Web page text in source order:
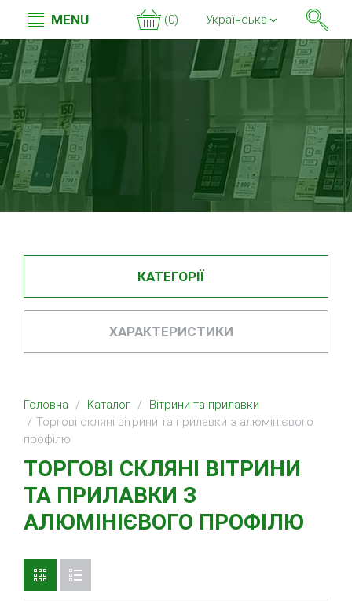
MENU (0) Українська
КАТЕГОРІЇ
ХАРАКТЕРИСТИКИ
Головна Каталог
Вітрини та прилавки
Торгові скляні вітрини та прилавки з алюмінієвого
профілю
ТОРГОВІ СКЛЯНІ ВІТРИНИ
ТА ПРИЛАВКИ З
АЛЮМІНІЄВОГО ПРОФІЛЮ